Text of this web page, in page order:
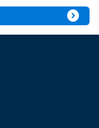
expand_circle_right